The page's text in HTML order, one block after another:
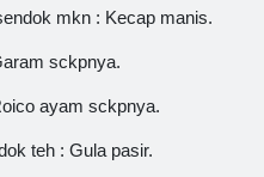
mkn : Kecap manis.
sckpnya.
ayam sckpnya.
teh : Gula pasir.